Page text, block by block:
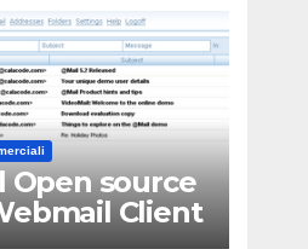
Open source
Client